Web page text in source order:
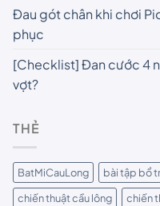
Đau gót chân khi chơi
phục
[Checklist] Đan cước 4
vợt?
THẺ
BatMiCauLong bài tập bổ
chiến thuật cầu lông
chiến